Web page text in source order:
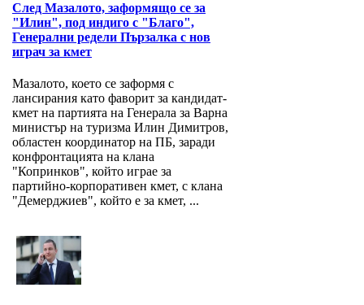
След Мазалото, заформящо се за
"Илин", под индиго с "Благо",
Генерални редели Пързалка с нов
играч за кмет
Мазалото, което се заформя с
лансирания като фаворит за кандидат-
кмет на партията на Генерала за Варна
министър на туризма Илин Димитров,
областен координатор на ПБ, заради
конфронтацията на клана
"Копринков", който играе за
партийно-корпоративен кмет, с клана
"Демерджиев", който е за кмет, ...